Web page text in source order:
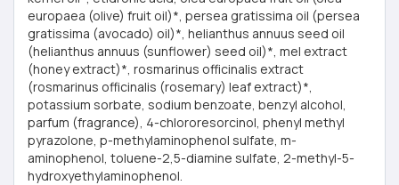
europaea (olive) fruit oil)*, persea gratissima oil (persea
gratissima (avocado) oil)*, helianthus annuus seed oil
(helianthus annuus (sunflower) seed oil)*, mel extract
(honey extract)*, rosmarinus officinalis extract
(rosmarinus officinalis (rosemary) leaf extract)*,
potassium sorbate, sodium benzoate, benzyl alcohol,
parfum (fragrance), 4-chlororesorcinol, phenyl methyl
pyrazolone, p-methylaminophenol sulfate, m-
aminophenol, toluene-2,5-diamine sulfate, 2-methyl-5-
hydroxyethylaminophenol.